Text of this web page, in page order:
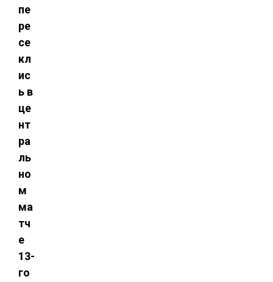
пе
ре
се
кл
ис
ь в
це
нт
ра
ль
но
м
ма
тч
е
13-
го